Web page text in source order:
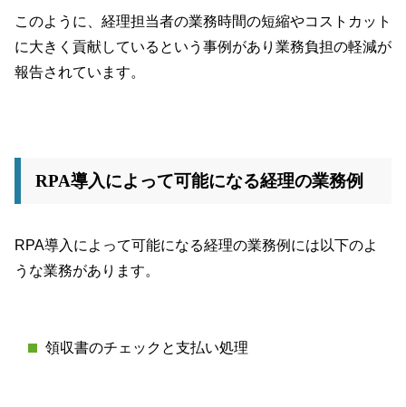
このように、経理担当者の業務時間の短縮やコストカット
に大きく貢献しているという事例があり業務負担の軽減が
報告されています。
RPA導入によって可能になる経理の業務例
RPA導入によって可能になる経理の業務例には以下のよ
うな業務があります。
領収書のチェックと支払い処理